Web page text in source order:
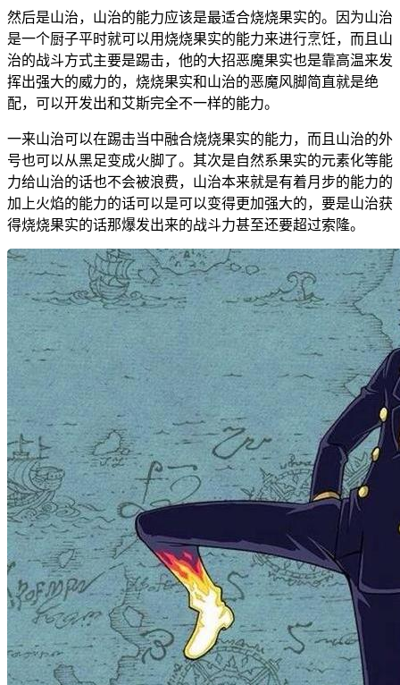
然后是山治，山治的能力应该是最适合烧烧果实的。因为山治
是一个厨子平时就可以用烧烧果实的能力来进行烹饪，而且山
治的战斗方式主要是踢击，他的大招恶魔果实也是靠高温来发
挥出强大的威力的，烧烧果实和山治的恶魔风脚简直就是绝
配，可以开发出和艾斯完全不一样的能力。
一来山治可以在踢击当中融合烧烧果实的能力，而且山治的外
号也可以从黑足变成火脚了。其次是自然系果实的元素化等能
力给山治的话也不会被浪费，山治本来就是有着月步的能力的
加上火焰的能力的话可以是可以变得更加强大的，要是山治获
得烧烧果实的话那爆发出来的战斗力甚至还要超过索隆。